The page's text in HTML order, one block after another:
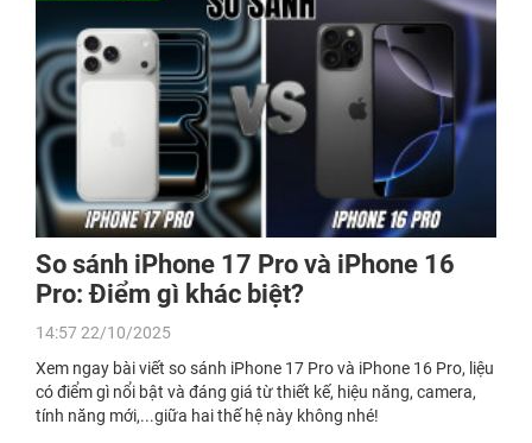
So sánh iPhone 17 Pro và iPhone 16
Pro: Điểm gì khác biệt?
14:57 22/10/2025
Xem ngay bài viết so sánh iPhone 17 Pro và iPhone 16 Pro, liệu
có điểm gì nổi bật và đáng giá từ thiết kế, hiệu năng, camera,
tính năng mới,...giữa hai thế hệ này không nhé!